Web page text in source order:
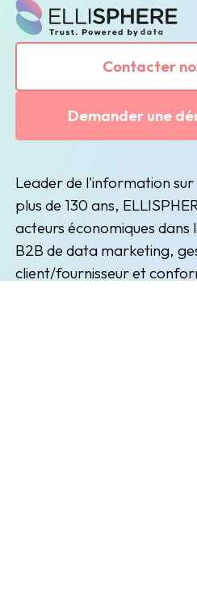
Contacter
Demander une
Leader de l'information sur
plus de 130 ans,
acteurs économiques
B2B de data marketing,
client/fournisseur et